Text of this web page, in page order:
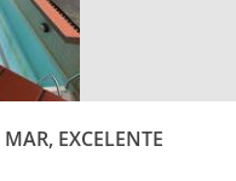
EXCELENTE